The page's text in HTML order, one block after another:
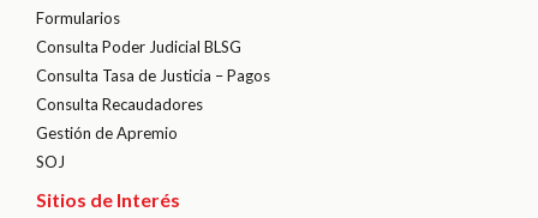
Formularios
Consulta Poder Judicial BLSG
Consulta Tasa de Justicia – Pagos
Consulta Recaudadores
Gestión de Apremio
SOJ
Sitios de Interés